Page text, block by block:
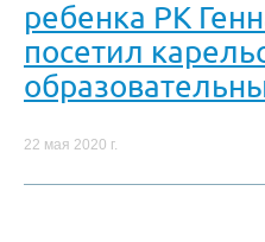
ребенка РК
посетил
22 мая 2020 г.